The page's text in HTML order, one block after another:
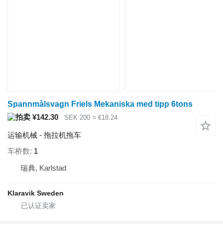
Spannmålsvagn Friels Mekaniska med tipp 6tons
¥142.30
SEK 200 ≈ €18.24
运输机械 - 拖拉机拖车
车桥数 1
瑞典, Karlstad
Klaravik Sweden